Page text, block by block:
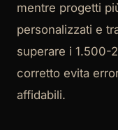
mentre progetti
personalizzati e
superare i 1.500-
corretto evita
affidabili.